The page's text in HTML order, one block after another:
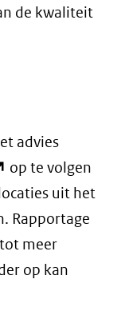
de kwaliteit
advies
op te volgen
uit het
Rapportage
meer
op kan